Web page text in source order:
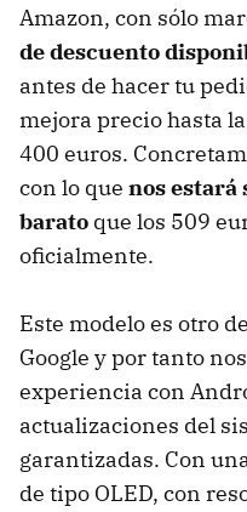
Amazon, con sólo
de descuento
antes de hacer tu
mejora precio hasta
400 euros.
con lo que nos estará
barato que los 509
oficialmente.
Este modelo es otro
Google y por tanto
experiencia con
actualizaciones del
garantizadas. Con
de tipo OLED, con